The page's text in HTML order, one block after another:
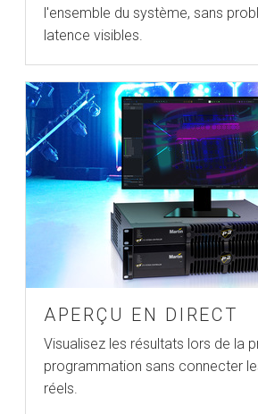
l'ensemble du système, sans
latence visibles.
APERÇU EN DIRECT
Visualisez les résultats lors de la
programmation sans connecter
réels.